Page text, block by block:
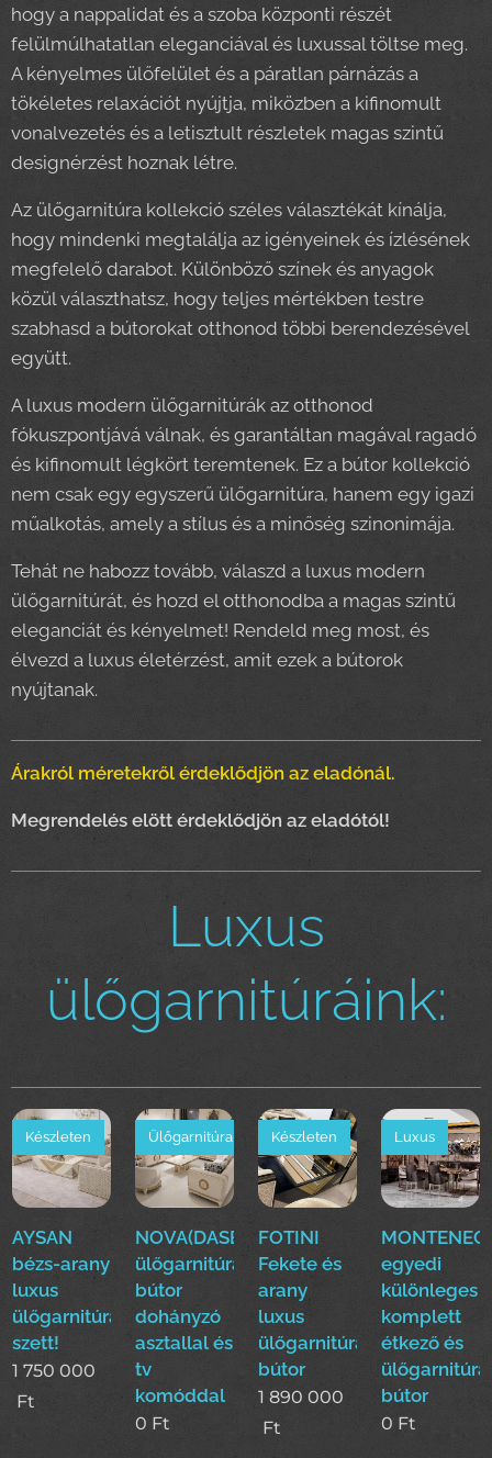
hogy a nappalidat és a szoba központi részét
felülmúlhatatlan eleganciával és luxussal töltse meg.
A kényelmes ülőfelület és a páratlan párnázás a
tökéletes relaxációt nyújtja, miközben a kifinomult
vonalvezetés és a letisztult részletek magas szintű
designérzést hoznak létre.
Az ülőgarnitúra kollekció széles választékát kínálja,
hogy mindenki megtalálja az igényeinek és ízlésének
megfelelő darabot. Különböző színek és anyagok
közül választhatsz, hogy teljes mértékben testre
szabhasd a bútorokat otthonod többi berendezésével
együtt.
A luxus modern ülőgarnitúrák az otthonod
fókuszpontjává válnak, és garantáltan magával ragadó
és kifinomult légkört teremtenek. Ez a bútor kollekció
nem csak egy egyszerű ülőgarnitúra, hanem egy igazi
műalkotás, amely a stílus és a minőség szinonimája.
Tehát ne habozz tovább, válaszd a luxus modern
ülőgarnitúrát, és hozd el otthonodba a magas szintű
eleganciát és kényelmet! Rendeld meg most, és
élvezd a luxus életérzést, amit ezek a bútorok
nyújtanak.
Árakról méretekről érdeklődjön az eladónál.
Megrendelés elött érdeklődjön az eladótól!
Luxus
ülőgarnitúráink:
AYSAN
bézs-arany
luxus
ülőgarnitúra
szett!
Készleten
1 750 000
Ft
NOVA(DASE)
ülőgarnitúra
bútor
dohányzó
asztallal és
tv
komóddal
Ülőgarnitúra
0 Ft
FOTINI
Fekete és
arany
luxus
ülőgarnitúra
bútor
Készleten
1 890 000
Ft
egyedi
különleges
komplett
étkező és
ülőgarnitúra
bútor
Luxus
0 Ft